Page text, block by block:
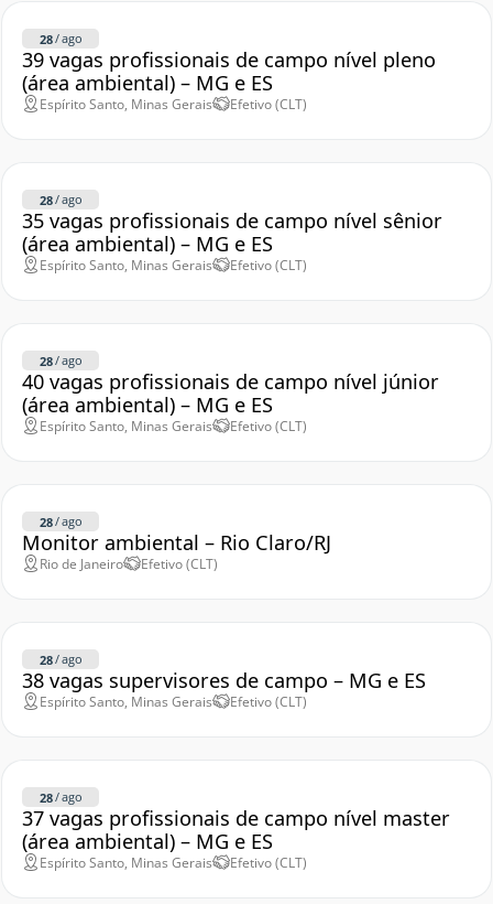
28/ago
39 vagas profissionais de campo nível pleno
(área ambiental) – MG e ES
Espírito Santo, Minas Gerais Efetivo (CLT)
28/ago
35 vagas profissionais de campo nível sênior
(área ambiental) – MG e ES
Espírito Santo, Minas Gerais Efetivo (CLT)
28/ago
40 vagas profissionais de campo nível júnior
(área ambiental) – MG e ES
Espírito Santo, Minas Gerais Efetivo (CLT)
28/ago
Monitor ambiental – Rio Claro/RJ
Rio de Janeiro Efetivo (CLT)
28/ago
38 vagas supervisores de campo – MG e ES
Espírito Santo, Minas Gerais Efetivo (CLT)
28/ago
37 vagas profissionais de campo nível master
(área ambiental) – MG e ES
Espírito Santo, Minas Gerais Efetivo (CLT)